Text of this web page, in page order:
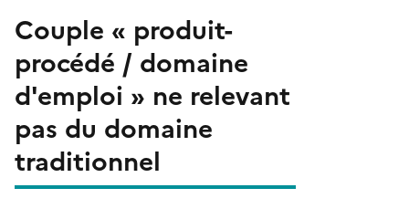
Couple « produit-
procédé / domaine
d'emploi » ne relevant
pas du domaine
traditionnel